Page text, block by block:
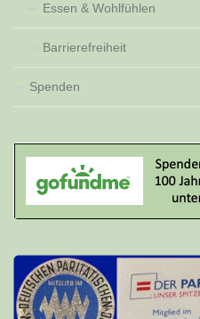
Essen & Wohlfühlen
Barrierefreiheit
Spenden